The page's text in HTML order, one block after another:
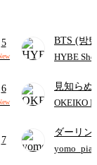
5
BTS (방
HYBE
6
見知ら
ャツが乾
OKEIKO
7
ダーリン
APPLE (